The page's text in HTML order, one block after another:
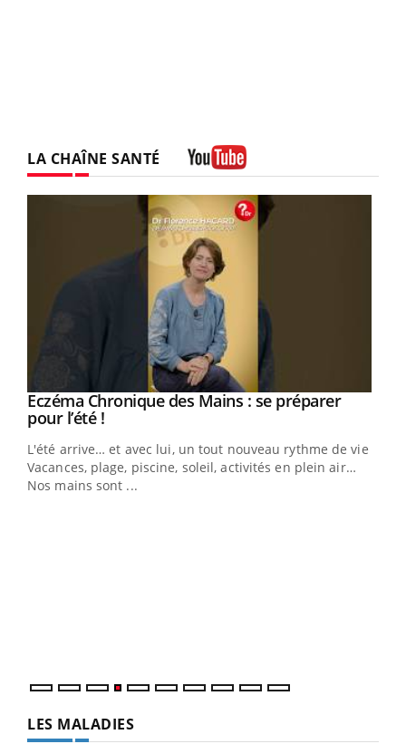
LA CHAÎNE SANTÉ
Youtube
Eczéma Chronique des Mains : se préparer
pour l’été !Youtube
L'été arrive… et avec lui, un tout nouveau rythme de vie !
Vacances, plage, piscine, soleil, activités en plein air…
Nos mains sont ...
LES MALADIES